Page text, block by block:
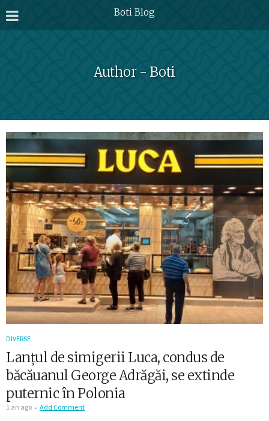
Boti Blog
Author - Boti
DIVERSE
Lanțul de simigerii Luca, condus de
băcăuanul George Adrăgăi, se extinde
puternic în Polonia
1 an ago Add Comment